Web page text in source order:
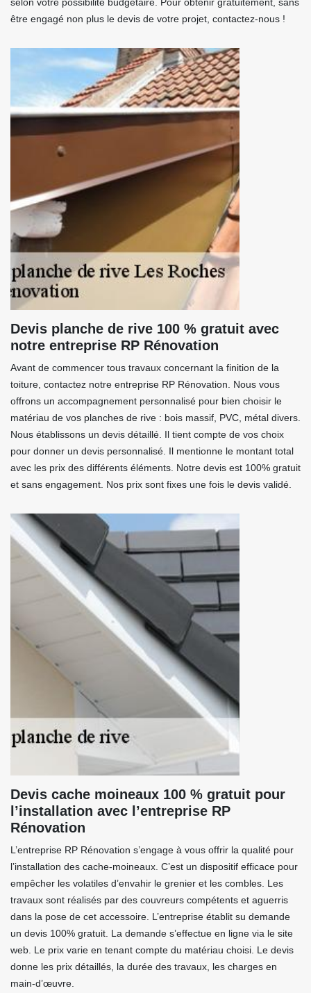
être engagé non plus le devis de votre projet, contactez-nous !
Devis planche de rive 100 % gratuit avec
notre entreprise RP Rénovation
Avant de commencer tous travaux concernant la finition de la
toiture, contactez notre entreprise RP Rénovation. Nous vous
offrons un accompagnement personnalisé pour bien choisir le
matériau de vos planches de rive : bois massif, PVC, métal divers.
Nous établissons un devis détaillé. Il tient compte de vos choix
pour donner un devis personnalisé. Il mentionne le montant total
avec les prix des différents éléments. Notre devis est 100% gratuit
et sans engagement. Nos prix sont fixes une fois le devis validé.
Devis cache moineaux 100 % gratuit pour
l’installation avec l’entreprise RP
Rénovation
L’entreprise RP Rénovation s’engage à vous offrir la qualité pour
l’installation des cache-moineaux. C’est un dispositif efficace pour
empêcher les volatiles d’envahir le grenier et les combles. Les
travaux sont réalisés par des couvreurs compétents et aguerris
dans la pose de cet accessoire. L’entreprise établit su demande
un devis 100% gratuit. La demande s’effectue en ligne via le site
web. Le prix varie en tenant compte du matériau choisi. Le devis
donne les prix détaillés, la durée des travaux, les charges en
main-d’œuvre.